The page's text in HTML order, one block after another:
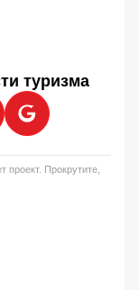
туризма
проект. Прокрутите,